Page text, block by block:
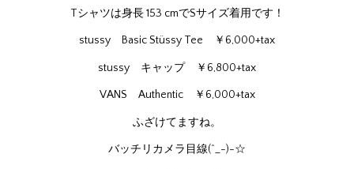
Tシャツは身長 153 cmでSサイズ着用です！
stussy Basic Stüssy Tee ￥6,000+tax
stussy キャップ ￥6,800+tax
VANS Authentic ￥6,000+tax
ふざけてますね。
バッチリカメラ目線(^_-)-☆